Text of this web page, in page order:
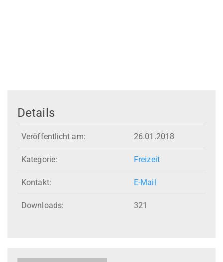
Details
Veröffentlicht am: 26.01.2018
Kategorie: Freizeit
Kontakt: E-Mail
Downloads: 321